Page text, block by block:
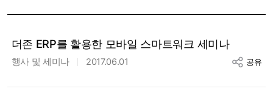
더존 ERP를 활용한 모바일 스마트워크 세미나
행사 및 세미나 2017.06.01 공유